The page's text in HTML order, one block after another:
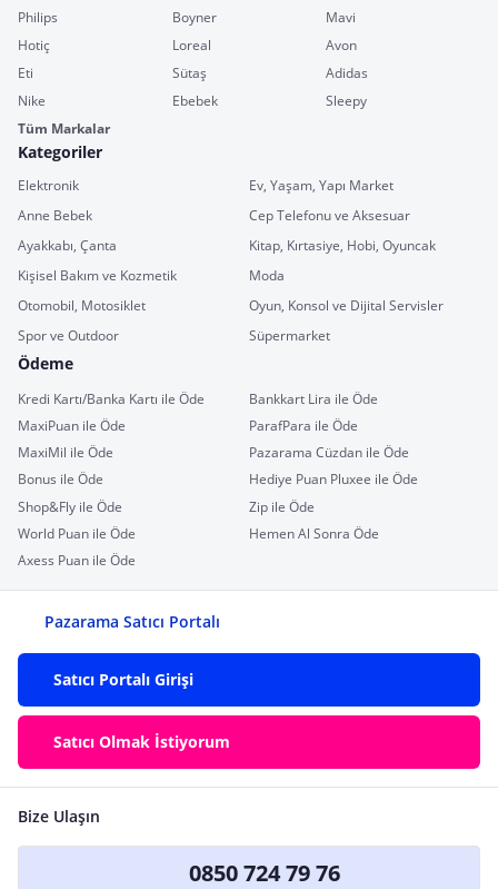
Philips
Boyner
Mavi
Hotiç
Loreal
Avon
Eti
Sütaş
Adidas
Nike
Ebebek
Sleepy
Tüm Markalar
Kategoriler
Elektronik
Ev, Yaşam, Yapı Market
Anne Bebek
Cep Telefonu ve Aksesuar
Ayakkabı, Çanta
Kitap, Kırtasiye, Hobi, Oyuncak
Kişisel Bakım ve Kozmetik
Moda
Otomobil, Motosiklet
Oyun, Konsol ve Dijital Servisler
Spor ve Outdoor
Süpermarket
Ödeme
Kredi Kartı/Banka Kartı ile Öde
Bankkart Lira ile Öde
MaxiPuan ile Öde
ParafPara ile Öde
MaxiMil ile Öde
Pazarama Cüzdan ile Öde
Bonus ile Öde
Hediye Puan Pluxee ile Öde
Shop&Fly ile Öde
Zip ile Öde
World Puan ile Öde
Hemen Al Sonra Öde
Axess Puan ile Öde
Pazarama Satıcı Portalı
Satıcı Portalı Girişi
Satıcı Olmak İstiyorum
Bize Ulaşın
0850 724 79 76